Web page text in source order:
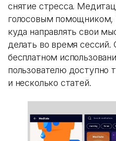
снятие стресса.
голосовым
куда направлять свои
делать во время сессий.
бесплатном
пользователю доступно
и несколько статей.